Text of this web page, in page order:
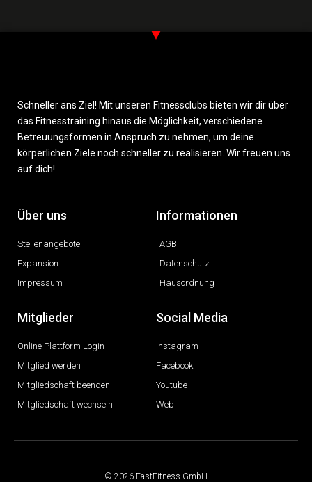
Schneller ans Ziel! Mit unseren Fitnessclubs bieten wir dir über
das Fitnesstraining hinaus die Möglichkeit, verschiedene
Betreuungsformen in Anspruch zu nehmen, um deine
körperlichen Ziele noch schneller zu realisieren. Wir freuen uns
auf dich!
Über uns
Stellenangebote
Expansion
Impressum
Informationen
AGB
Datenschutz
Hausordnung
Mitglieder
Online Plattform Login
Mitglied werden
Mitgliedschaft beenden
Mitgliedschaft wechseln
Social Media
Instagram
Facebook
Youtube
Web
© 2026 FastFitness GmbH